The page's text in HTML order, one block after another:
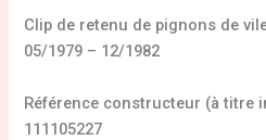
Clip de retenu de pignons de
05/1979 – 12/1982
Référence constructeur (à titre
111105227